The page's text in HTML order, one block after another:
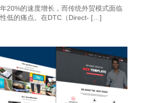
20%的速度增长，而传统外贸模式面临
低的痛点。在DTC（Direct- […]